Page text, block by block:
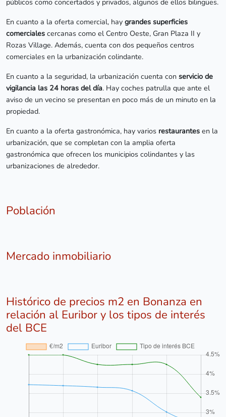
En cuanto a la oferta comercial, hay grandes superficies
comerciales cercanas como el Centro Oeste, Gran Plaza II y
Rozas Village. Además, cuenta con dos pequeños centros
comerciales en la urbanización colindante.
En cuanto a la seguridad, la urbanización cuenta con servicio de
vigilancia las 24 horas del día. Hay coches patrulla que ante el
aviso de un vecino se presentan en poco más de un minuto en la
propiedad.
En cuanto a la oferta gastronómica, hay varios restaurantes en la
urbanización, que se completan con la amplia oferta
gastronómica que ofrecen los municipios colindantes y las
urbanizaciones de alrededor.
Población
Mercado inmobiliario
Histórico de precios m2 en Bonanza en
relación al Euribor y los tipos de interés
del BCE